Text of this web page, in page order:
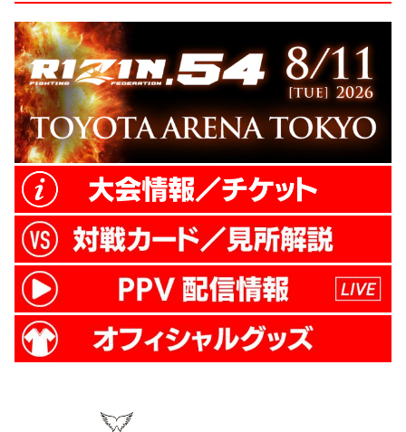
密着。堀口のコールドウェル対策とは？ そ
してコールドウェルの強さに迫る。 8月の
『RIZIN.12』でKO負けを喫した矢地祐介も
登場。大晦日へ懸ける思い...